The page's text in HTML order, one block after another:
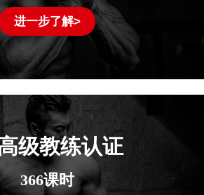
进一步了解>
级教练认证
366课时